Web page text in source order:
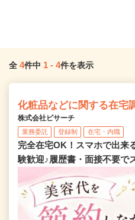
全 4件中 1 - 4件を表示
化粧品などに関する在宅
株式会社ビサーチ
業務委託 登録制 在宅・内職
完全在宅OK！スマホで出来
験歓迎♪履歴書・面接不要で